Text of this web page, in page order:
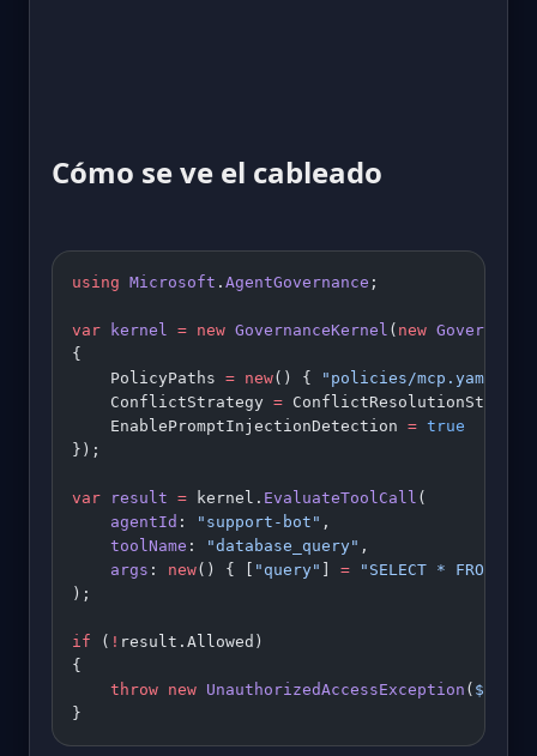
Cómo se ve el cableado
using Microsoft . AgentGovernance ;
var kernel = new GovernanceKernel ( new
{
    PolicyPaths
= new() { "policies/mcp.yaml"
    ConflictStrategy
=
    EnablePromptInjectionDetection
= true
});
var result = kernel. EvaluateToolCall (
    agentId
: "support-bot" ,
    toolName
: "database_query" ,
    args
: new() { [ "query" ] = "SELECT * FROM
);
if ( ! result.Allowed)
{
    throw
new UnauthorizedAccessException (
}